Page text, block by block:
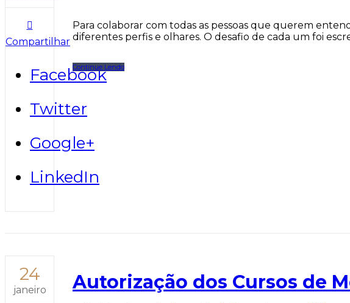
Compartilhar
Facebook
Twitter
Google+
LinkedIn
Para colaborar com todas as pessoas que querem
diferentes perfis e olhares. O desafio de cada um foi
Continue Lendo
24
janeiro Autorização dos Cursos de